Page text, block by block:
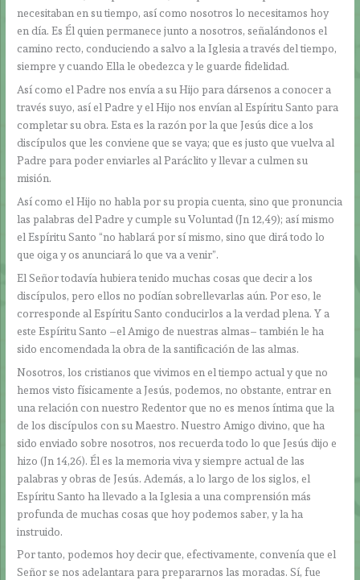
necesitaban en su tiempo, así como nosotros lo necesitamos hoy
en día. Es Él quien permanece junto a nosotros, señalándonos el
camino recto, conduciendo a salvo a la Iglesia a través del tiempo,
siempre y cuando Ella le obedezca y le guarde fidelidad.
Así como el Padre nos envía a su Hijo para dársenos a conocer a
través suyo, así el Padre y el Hijo nos envían al Espíritu Santo para
completar su obra. Esta es la razón por la que Jesús dice a los
discípulos que les conviene que se vaya; que es justo que vuelva al
Padre para poder enviarles al Paráclito y llevar a culmen su
misión.
Así como el Hijo no habla por su propia cuenta, sino que pronuncia
las palabras del Padre y cumple su Voluntad (Jn 12,49); así mismo
el Espíritu Santo “no hablará por sí mismo, sino que dirá todo lo
que oiga y os anunciará lo que va a venir”.
El Señor todavía hubiera tenido muchas cosas que decir a los
discípulos, pero ellos no podían sobrellevarlas aún. Por eso, le
corresponde al Espíritu Santo conducirlos a la verdad plena. Y a
este Espíritu Santo –el Amigo de nuestras almas– también le ha
sido encomendada la obra de la santificación de las almas.
Nosotros, los cristianos que vivimos en el tiempo actual y que no
hemos visto físicamente a Jesús, podemos, no obstante, entrar en
una relación con nuestro Redentor que no es menos íntima que la
de los discípulos con su Maestro. Nuestro Amigo divino, que ha
sido enviado sobre nosotros, nos recuerda todo lo que Jesús dijo e
hizo (Jn 14,26). Él es la memoria viva y siempre actual de las
palabras y obras de Jesús. Además, a lo largo de los siglos, el
Espíritu Santo ha llevado a la Iglesia a una comprensión más
profunda de muchas cosas que hoy podemos saber, y la ha
instruido.
Por tanto, podemos hoy decir que, efectivamente, convenía que el
Señor se nos adelantara para prepararnos las moradas. Sí, fue